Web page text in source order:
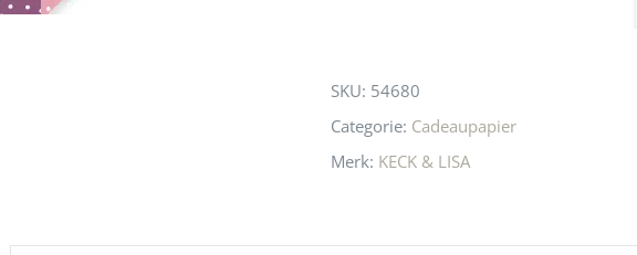
ook heel aardig en gezellig SKU: 54680
Categorie: Cadeaupapier
Merk: KECK & LISA